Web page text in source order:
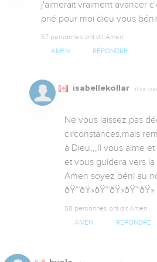
j'aimerait vraiment avancer
prié pour moi dieu vous
57 personnes ont dit Amen
AMEN RÉPONDRE
isabellekollar Il y a 10
Ne vous laissez pas
circonstances,mais
à Dieu,,,Il vous aime
et vous guidera vers
Amen soyez béni au
ðŸ™ðŸ»ðŸ™ðŸ»ðŸ™ðŸ»
58 personnes ont dit Amen
AMEN RÉPONDRE